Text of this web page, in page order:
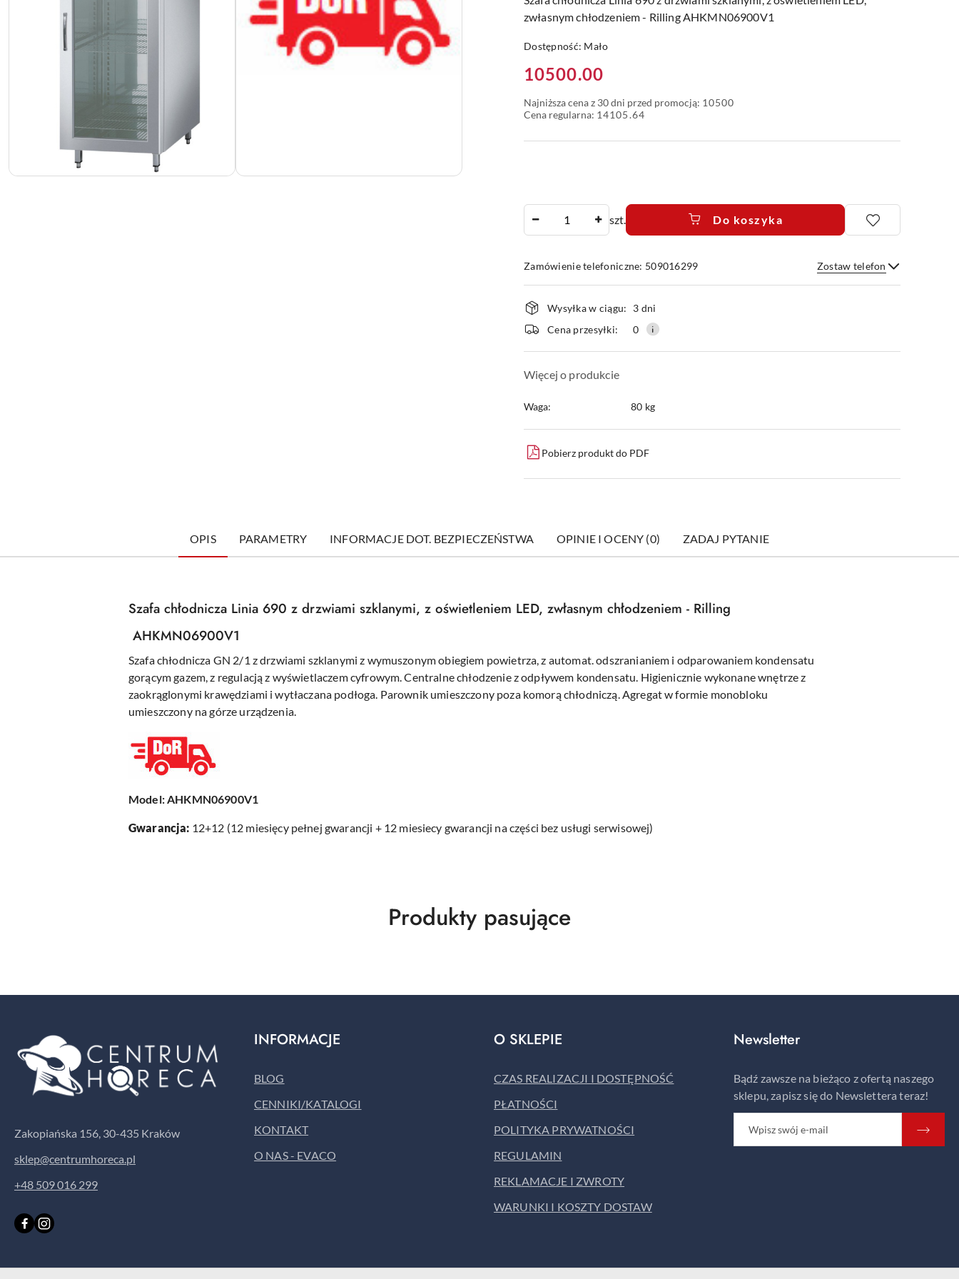
zwłasnym chłodzeniem - Rilling AHKMN06900V1
Dostępność: Mało
Cena:
10500.00
Najniższa cena z 30 dni przed promocją: 10500
Cena regularna: 14105.64
szt. Do koszyka
Zamówienie telefoniczne: 509016299 Zostaw telefon
Wyślij
Dostępność
i
dostawa
Wysyłka w ciągu:
3 dni
Cena przesyłki:
0
Więcej o produkcie
Waga: 80 kg
Pobierz produkt do PDF
OPIS PARAMETRY INFORMACJE DOT. BEZPIECZEŃSTWA OPINIE I OCENY (0) ZADAJ PYTANIE
Szafa chłodnicza Linia 690 z drzwiami szklanymi, z oświetleniem LED, zwłasnym chłodzeniem - Rilling
AHKMN06900V1
Szafa chłodnicza GN 2/1 z drzwiami szklanymi z wymuszonym obiegiem powietrza, z automat. odszranianiem i odparowaniem kondensatu
gorącym gazem, z regulacją z wyświetlaczem cyfrowym. Centralne chłodzenie z odpływem kondensatu. Higienicznie wykonane wnętrze z
zaokrąglonymi krawędziami i wytłaczana podłoga. Parownik umieszczony poza komorą chłodniczą. Agregat w formie monobloku
umieszczony na górze urządzenia.
Model: AHKMN06900V1
Gwarancja: 12+12 (12 miesięcy pełnej gwarancji + 12 miesiecy gwarancji na części bez usługi serwisowej)
Produkty
Produkty pasujące
Zakopiańska 156, 30-435 Kraków
sklep@centrumhoreca.pl
+48 509 016 299
INFORMACJE
BLOG
CENNIKI/KATALOGI
KONTAKT
O NAS - EVACO
O SKLEPIE
CZAS REALIZACJI I DOSTĘPNOŚĆ
PŁATNOŚCI
POLITYKA PRYWATNOŚCI
REGULAMIN
REKLAMACJE I ZWROTY
WARUNKI I KOSZTY DOSTAW
Newsletter
Bądź zawsze na bieżąco z ofertą naszego
sklepu, zapisz się do Newslettera teraz!